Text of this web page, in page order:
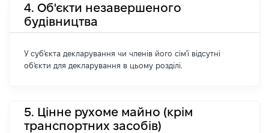
4. Об'єкти незавершеного
будівництва
У суб'єкта декларування чи членів його сім'ї відсутні
об'єкти для декларування в цьому розділі.
5. Цінне рухоме майно (крім
транспортних засобів)